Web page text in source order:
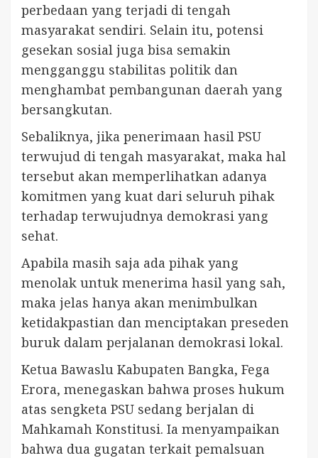
perbedaan yang terjadi di tengah
masyarakat sendiri. Selain itu, potensi
gesekan sosial juga bisa semakin
mengganggu stabilitas politik dan
menghambat pembangunan daerah yang
bersangkutan.
Sebaliknya, jika penerimaan hasil PSU
terwujud di tengah masyarakat, maka hal
tersebut akan memperlihatkan adanya
komitmen yang kuat dari seluruh pihak
terhadap terwujudnya demokrasi yang
sehat.
Apabila masih saja ada pihak yang
menolak untuk menerima hasil yang sah,
maka jelas hanya akan menimbulkan
ketidakpastian dan menciptakan preseden
buruk dalam perjalanan demokrasi lokal.
Ketua Bawaslu Kabupaten Bangka, Fega
Erora, menegaskan bahwa proses hukum
atas sengketa PSU sedang berjalan di
Mahkamah Konstitusi. Ia menyampaikan
bahwa dua gugatan terkait pemalsuan